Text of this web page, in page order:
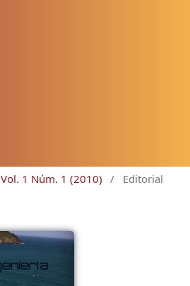
Vol. 1 Núm. 1 (2010) / Editorial